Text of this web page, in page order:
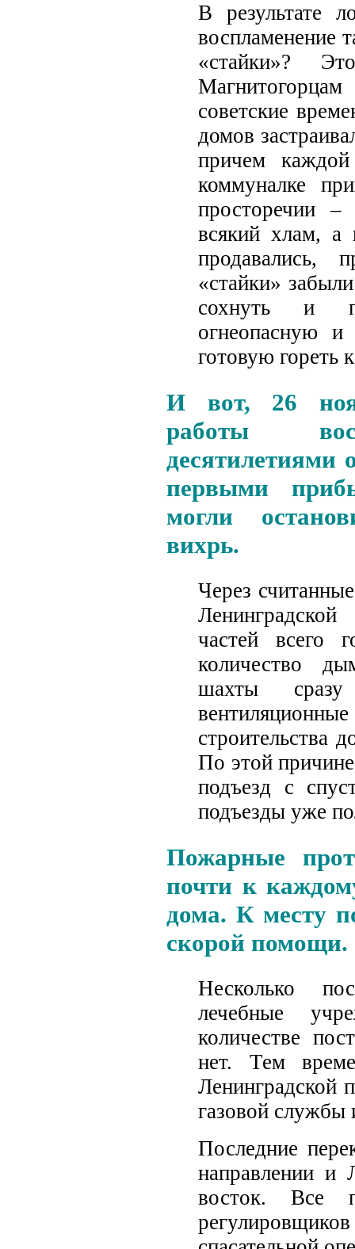
В результате
воспламенение
«стайки»?
советские
домов
причем
коммуналке
просторечии –
всякий хлам,
продавались,
«стайки»
сохнуть и
огнеопасную
готовую гореть
И вот, 26
работы
десятилетиями
первыми
могли
вихрь.
Через
частей всего
количество
шахты
строительства
По этой
подъезд с
подъезды уже
Пожарные
почти к
дома. К месту
скорой помощи.
Несколько
лечебные
количестве
нет. Тем
Ленинградской
газовой
Последние
направлении и
восток. Все